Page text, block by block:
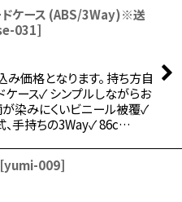
ドケース (ABS/3Way)※送
031]
み価格となります。 持ち方自
ース✓ シンプルしながらお
染みにくいビニール被覆✓
、手持ちの3Way✓ 86c…
[yumi-009]